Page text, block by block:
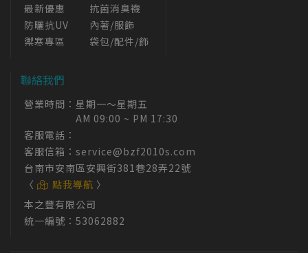
最新優惠
防曬抗UV
禦寒專區
抗菌消臭襪
內著/服飾
袋包/配件/飾
聯絡我們
營業時間： 星期一～星期五
AM 09:00 ~ PM 17:30
客服電話：
客服信箱： service@bzf2010s.com
台南市安南區安興街381巷28弄22號
〈
點我導航 〉
本之豐有限公司
統一編號：53062882